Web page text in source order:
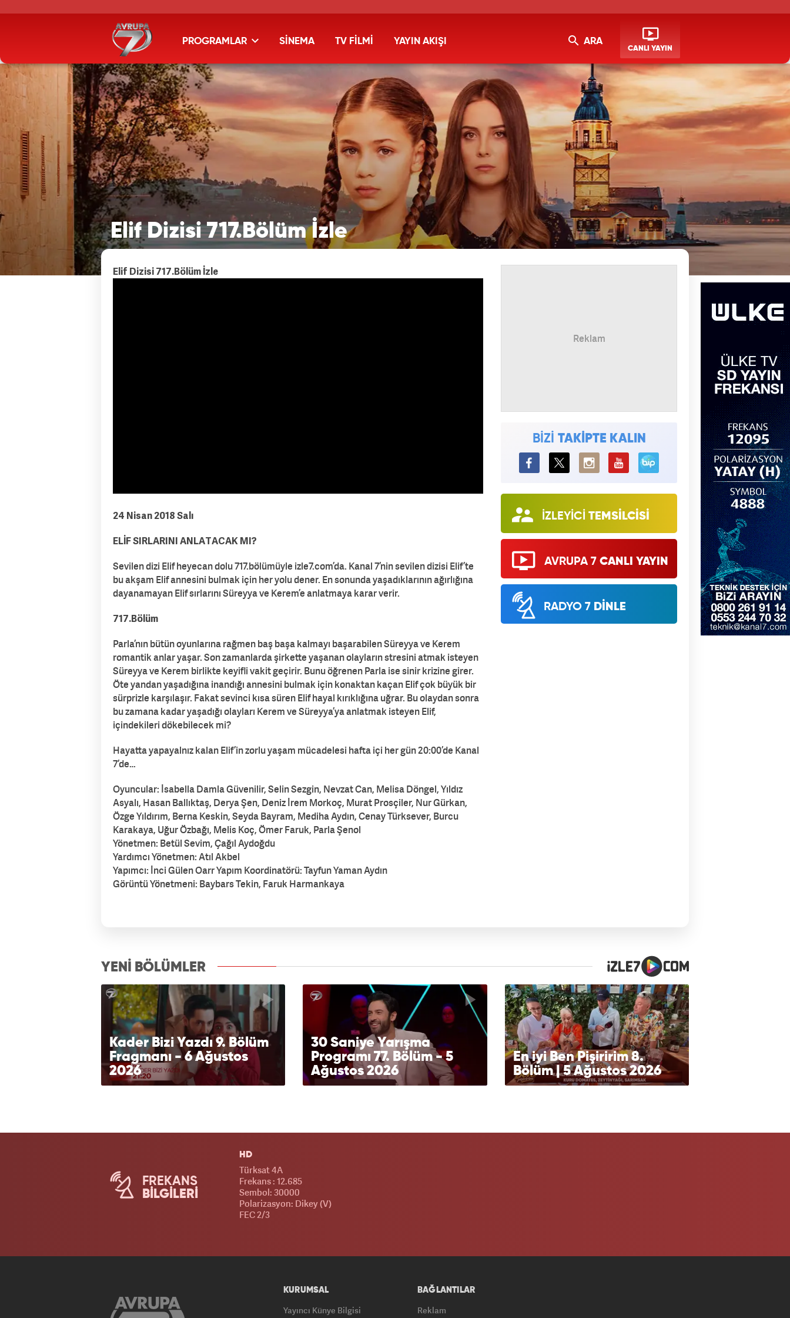
PROGRAMLAR SİNEMA TV FİLMİ YAYIN AKIŞI ARA
CANLI YAYIN
Elif Dizisi 717.Bölüm İzle
Elif Dizisi 717.Bölüm İzle
24 Nisan 2018 Salı
ELİF SIRLARINI ANLATACAK MI?
Sevilen dizi Elif heyecan dolu 717.bölümüyle izle7.com’da. Kanal 7’nin sevilen dizisi Elif’te
bu akşam Elif annesini bulmak için her yolu dener. En sonunda yaşadıklarının ağırlığına
dayanamayan Elif sırlarını Süreyya ve Kerem’e anlatmaya karar verir.
717.Bölüm
Parla’nın bütün oyunlarına rağmen baş başa kalmayı başarabilen Süreyya ve Kerem
romantik anlar yaşar. Son zamanlarda şirkette yaşanan olayların stresini atmak isteyen
Süreyya ve Kerem birlikte keyifli vakit geçirir. Bunu öğrenen Parla ise sinir krizine girer.
Öte yandan yaşadığına inandığı annesini bulmak için konaktan kaçan Elif çok büyük bir
sürprizle karşılaşır. Fakat sevinci kısa süren Elif hayal kırıklığına uğrar. Bu olaydan sonra
bu zamana kadar yaşadığı olayları Kerem ve Süreyya’ya anlatmak isteyen Elif,
içindekileri dökebilecek mi?
Hayatta yapayalnız kalan Elif’in zorlu yaşam mücadelesi hafta içi her gün 20:00’de Kanal
7’de…
Oyuncular: İsabella Damla Güvenilir, Selin Sezgin, Nevzat Can, Melisa Döngel, Yıldız
Asyalı, Hasan Ballıktaş, Derya Şen, Deniz İrem Morkoç, Murat Prosçiler, Nur Gürkan,
Özge Yıldırım, Berna Keskin, Seyda Bayram, Mediha Aydın, Cenay Türksever, Burcu
Karakaya, Uğur Özbağı, Melis Koç, Ömer Faruk, Parla Şenol
Yönetmen: Betül Sevim, Çağıl Aydoğdu
Yardımcı Yönetmen: Atıl Akbel
Yapımcı: İnci Gülen Oarr Yapım Koordinatörü: Tayfun Yaman Aydın
Görüntü Yönetmeni: Baybars Tekin, Faruk Harmankaya
BİZİ TAKİPTE KALIN
BiP
İZLEYİCİ TEMSİLCİSİ
AVRUPA 7 CANLI YAYIN
RADYO 7 DİNLE
YENİ BÖLÜMLER
Kader Bizi Yazdı 9. Bölüm
Fragmanı - 6 Ağustos
2026
30 Saniye Yarışma
Programı 77. Bölüm - 5
Ağustos 2026
En iyi Ben Pişiririm 8.
Bölüm | 5 Ağustos 2026
FREKANS
BİLGİLERİ
HD
Türksat 4A
Frekans : 12.685
Sembol: 30000
Polarizasyon: Dikey (V)
FEC 2/3
KURUMSAL
Yayıncı Künye Bilgisi
BAĞLANTILAR
Reklam